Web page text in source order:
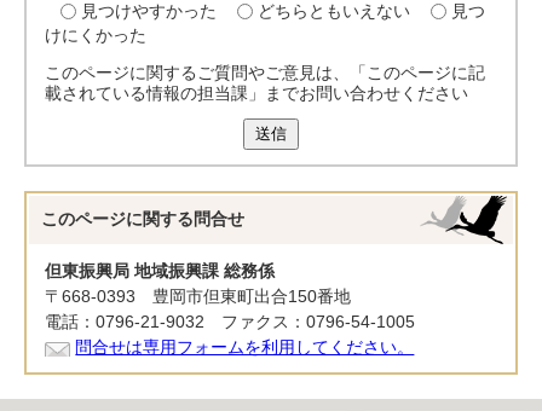
見つけやすかった
どちらともいえない
見つ
けにくかった
このページに関するご質問やご意見は、「このページに記
載されている情報の担当課」までお問い合わせください
送信
このページに関する 問合せ
但東振興局 地域振興課 総務係
〒668-0393 豊岡市但東町出合150番地
電話：0796-21-9032 ファクス：0796-54-1005
問合せは専用フォームを利用してください。